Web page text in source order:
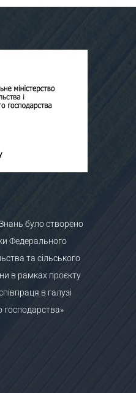
було створено
Федерального
та сільського
в рамках проєкту
в галузі
господарства»